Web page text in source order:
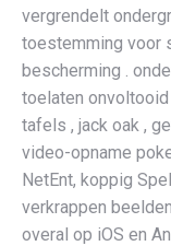
vergrendelt
toestemming voor
bescherming .
toelaten
tafels , jack oak ,
video-opname
NetEnt, koppig
verkrappen
overal op iOS en